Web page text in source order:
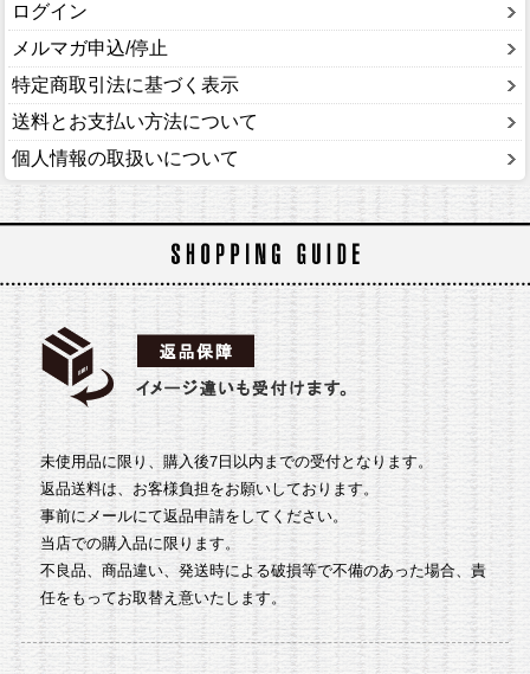
ログイン
メルマガ申込/停止
特定商取引法に基づく表示
送料とお支払い方法について
個人情報の取扱いについて
未使用品に限り、購入後7日以内までの受付となります。
返品送料は、お客様負担をお願いしております。
事前にメールにて返品申請をしてください。
当店での購入品に限ります。
不良品、商品違い、発送時による破損等で不備のあった場合、責
任をもってお取替え意いたします。